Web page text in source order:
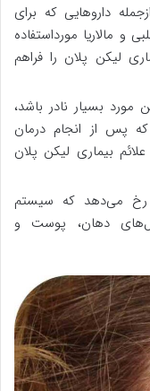
داروهایی که برای
و مالاریا مورداستفاده
لیکن پلان را فراهم
مورد بسیار نادر باشد،
پس از انجام درمان
بیماری لیکن پلان
رخ می‌دهد که سیستم
دهان، پوست و